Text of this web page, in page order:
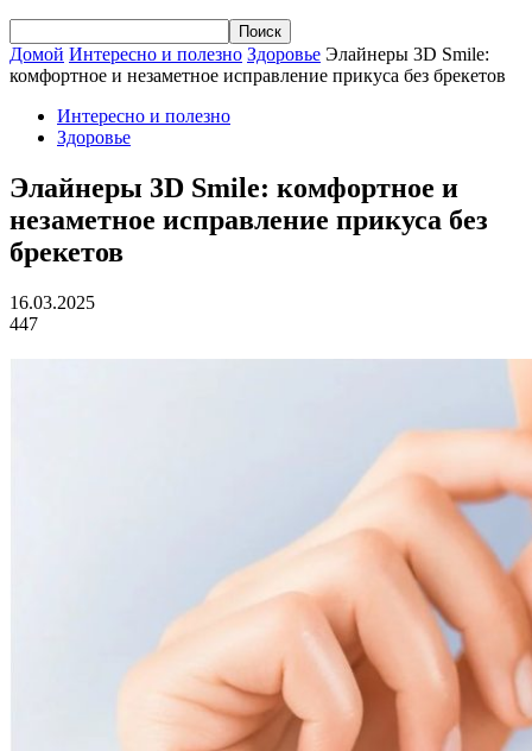
Домой Интересно и полезно Здоровье Элайнеры 3D Smile:
комфортное и незаметное исправление прикуса без брекетов
Интересно и полезно
Здоровье
Элайнеры 3D Smile: комфортное и
незаметное исправление прикуса без
брекетов
16.03.2025
447